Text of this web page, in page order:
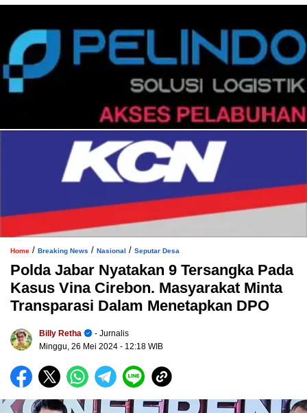
Home / Breaking News / Nasional / Seputar Desa
Polda Jabar Nyatakan 9 Tersangka Pada
Kasus Vina Cirebon. Masyarakat Minta
Transparasi Dalam Menetapkan DPO
Billy Retha
- Jurnalis
Minggu, 26 Mei 2024 - 12:18 WIB